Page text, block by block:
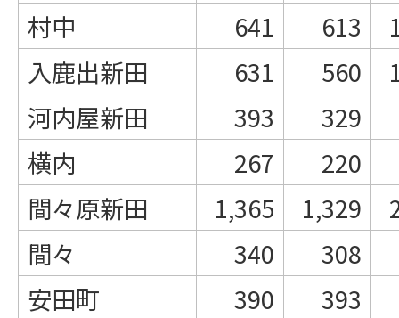
村中
641 613
入鹿出新田
631 560
河内屋新田
393
329
横内
267
220
間々原新田
1,365 1,329
間々
340
308
安田町
390
393